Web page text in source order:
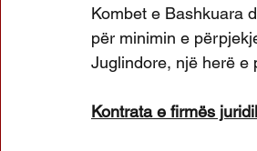
Kombet e Bashkuara
për minimin e
Juglindore, një herë e
Kontrata e firmës